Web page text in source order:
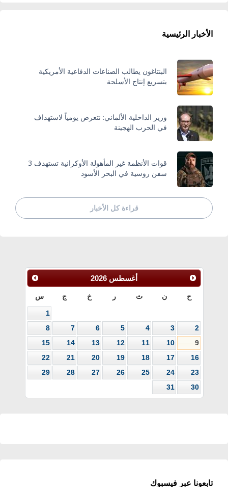
الأخبار الرئيسية
البنتاغون يطالب الصناعات الدفاعية الأمريكية
بتسريع إنتاج الأسلحة
وزير الداخلية الألماني: نتعرض يومياً لاستهداف
في الحرب الهجينة
قوات الأنظمة غير المأهولة الأوكرانية تستهدف 3
سفن روسية في البحر الأسود
قراءة كل الأخبار
أغسطس 2026
ح ن ث ر خ ج س
1
2
3
4
5
6
7
8
9
10
11
12
13
14
15
16
17
18
19
20
21
22
23
24
25
26
27
28
29
30
31
تابعونا عبر فيسبوك